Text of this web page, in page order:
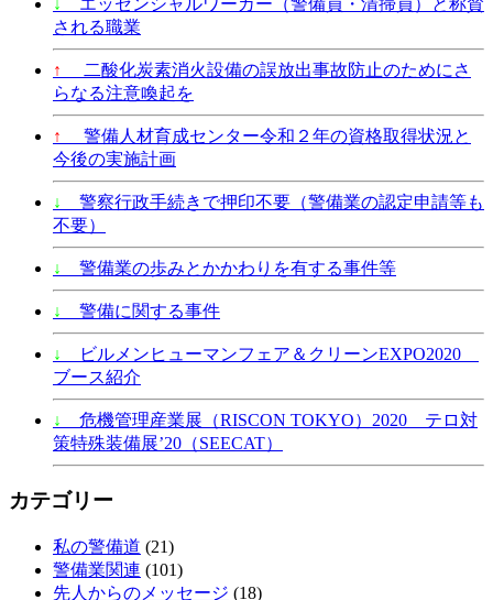
される職業
↑
二酸化炭素消火設備の誤放出事故防止のためにさ
らなる注意喚起を
↑
警備人材育成センター令和２年の資格取得状況と
今後の実施計画
↓
警察行政手続きで押印不要（警備業の認定申請等も
不要）
↓ 警備業の歩みとかかわりを有する事件等
↓ 警備に関する事件
↓
ビルメンヒューマンフェア＆クリーンEXPO2020
ブース紹介
↓
危機管理産業展（RISCON TOKYO）2020 テロ対
策特殊装備展’20（SEECAT）
カテゴリー
私の警備道 (21)
警備業関連 (101)
先人からのメッセージ (18)